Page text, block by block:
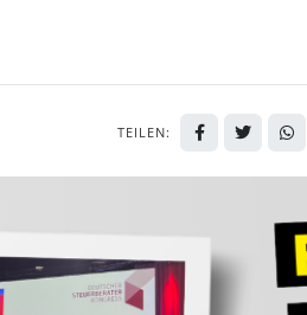
TEILEN: